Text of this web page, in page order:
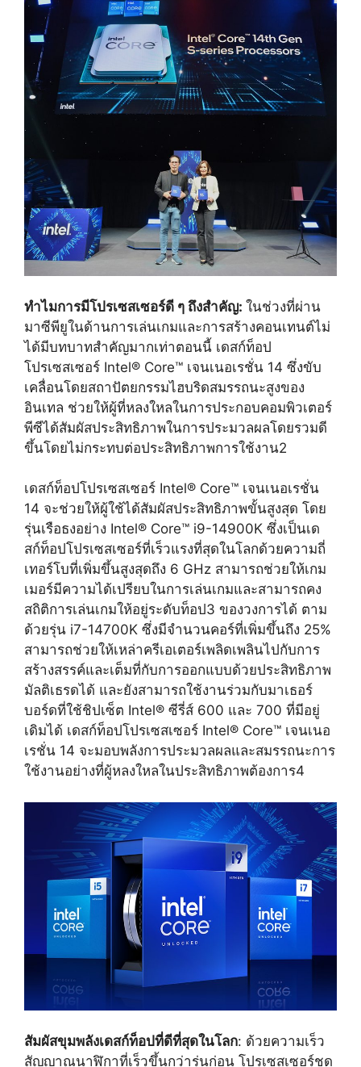
ทำไมการมีโปรเซสเซอร์ดี ๆ ถึงสำคัญ: ในช่วงที่ผ่าน
มาซีพียูในด้านการเล่นเกมและการสร้างคอนเทนต์ไม่
ได้มีบทบาทสำคัญมากเท่าตอนนี้ เดสก์ท็อป
โปรเซสเซอร์ Intel® Core™ เจนเนอเรชั่น 14 ซึ่งขับ
เคลื่อนโดยสถาปัตยกรรมไฮบริดสมรรถนะสูงของ
อินเทล ช่วยให้ผู้ที่หลงใหลในการประกอบคอมพิวเตอร์
พีซีได้สัมผัสประสิทธิภาพในการประมวลผลโดยรวมดี
ขึ้นโดยไม่กระทบต่อประสิทธิภาพการใช้งาน2
เดสก์ท็อปโปรเซสเซอร์ Intel® Core™ เจนเนอเรชั่น
14 จะช่วยให้ผู้ใช้ได้สัมผัสประสิทธิภาพขั้นสูงสุด โดย
รุ่นเรือธงอย่าง Intel® Core™ i9-14900K ซึ่งเป็นเด
สก์ท็อปโปรเซสเซอร์ที่เร็วแรงที่สุดในโลกด้วยความถี่
เทอร์โบที่เพิ่มขึ้นสูงสุดถึง 6 GHz สามารถช่วยให้เกม
เมอร์มีความได้เปรียบในการเล่นเกมและสามารถคง
สถิติการเล่นเกมให้อยู่ระดับท็อป3 ของวงการได้ ตาม
ด้วยรุ่น i7-14700K ซึ่งมีจำนวนคอร์ที่เพิ่มขึ้นถึง 25%
สามารถช่วยให้เหล่าครีเอเตอร์เพลิดเพลินไปกับการ
สร้างสรรค์และเต็มที่กับการออกแบบด้วยประสิทธิภาพ
มัลติเธรดได้ และยังสามารถใช้งานร่วมกับมาเธอร์
บอร์ดที่ใช้ชิปเซ็ต Intel® ซีรี่ส์ 600 และ 700 ที่มีอยู่
เดิมได้ เดสก์ท็อปโปรเซสเซอร์ Intel® Core™ เจนเนอ
เรชั่น 14 จะมอบพลังการประมวลผลและสมรรถนะการ
ใช้งานอย่างที่ผู้หลงใหลในประสิทธิภาพต้องการ4
สัมผัสขุมพลังเดสก์ท็อปที่ดีที่สุดในโลก: ด้วยความเร็ว
สัญญาณนาฬิกาที่เร็วขึ้นกว่ารุ่นก่อน โปรเซสเซอร์ชุด